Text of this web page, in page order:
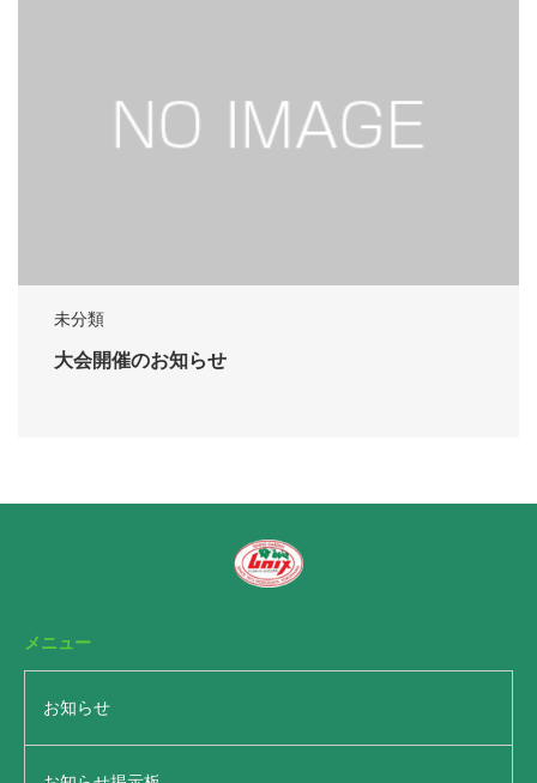
未分類
大会開催のお知らせ
メニュー
お知らせ